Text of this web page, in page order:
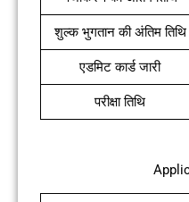
शुल्क भुगतान की अंतिम तिथि
एडमिट कार्ड जारी
परीक्षा तिथि